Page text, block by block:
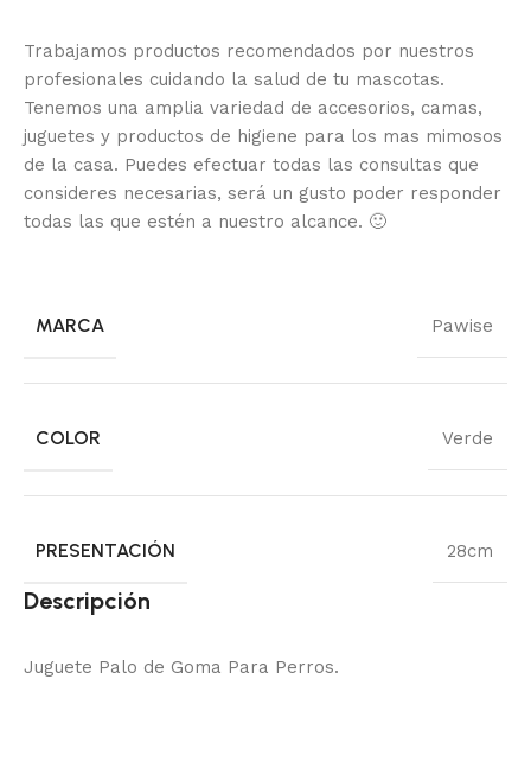
Trabajamos productos recomendados por nuestros
profesionales cuidando la salud de tu mascotas.
Tenemos una amplia variedad de accesorios, camas,
juguetes y productos de higiene para los mas mimosos
de la casa. Puedes efectuar todas las consultas que
consideres necesarias, será un gusto poder responder
todas las que estén a nuestro alcance. 🙂
MARCA Pawise
COLOR Verde
PRESENTACIÓN 28cm
Descripción
Juguete Palo de Goma Para Perros.